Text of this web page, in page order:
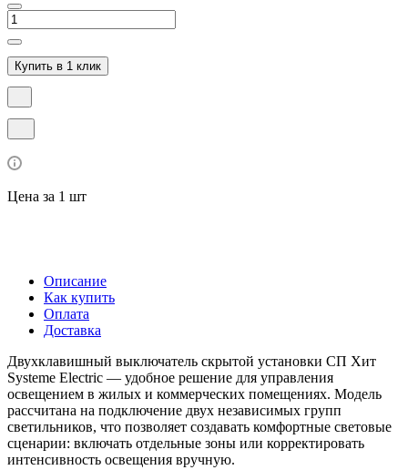
Купить в 1 клик
Цена за 1 шт
Описание
Как купить
Оплата
Доставка
Двухклавишный выключатель скрытой установки СП Хит
Systeme Electric — удобное решение для управления
освещением в жилых и коммерческих помещениях. Модель
рассчитана на подключение двух независимых групп
светильников, что позволяет создавать комфортные световые
сценарии: включать отдельные зоны или корректировать
интенсивность освещения вручную.